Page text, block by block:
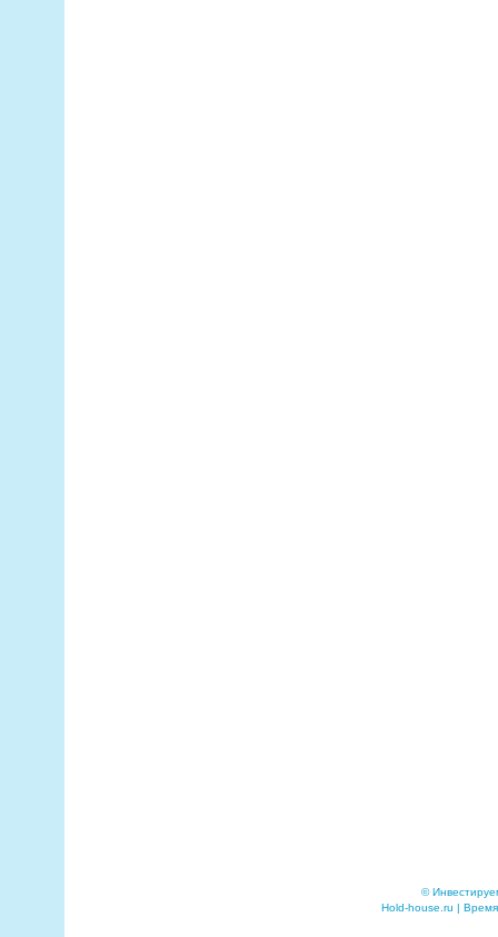
©
Hold-house.ru |